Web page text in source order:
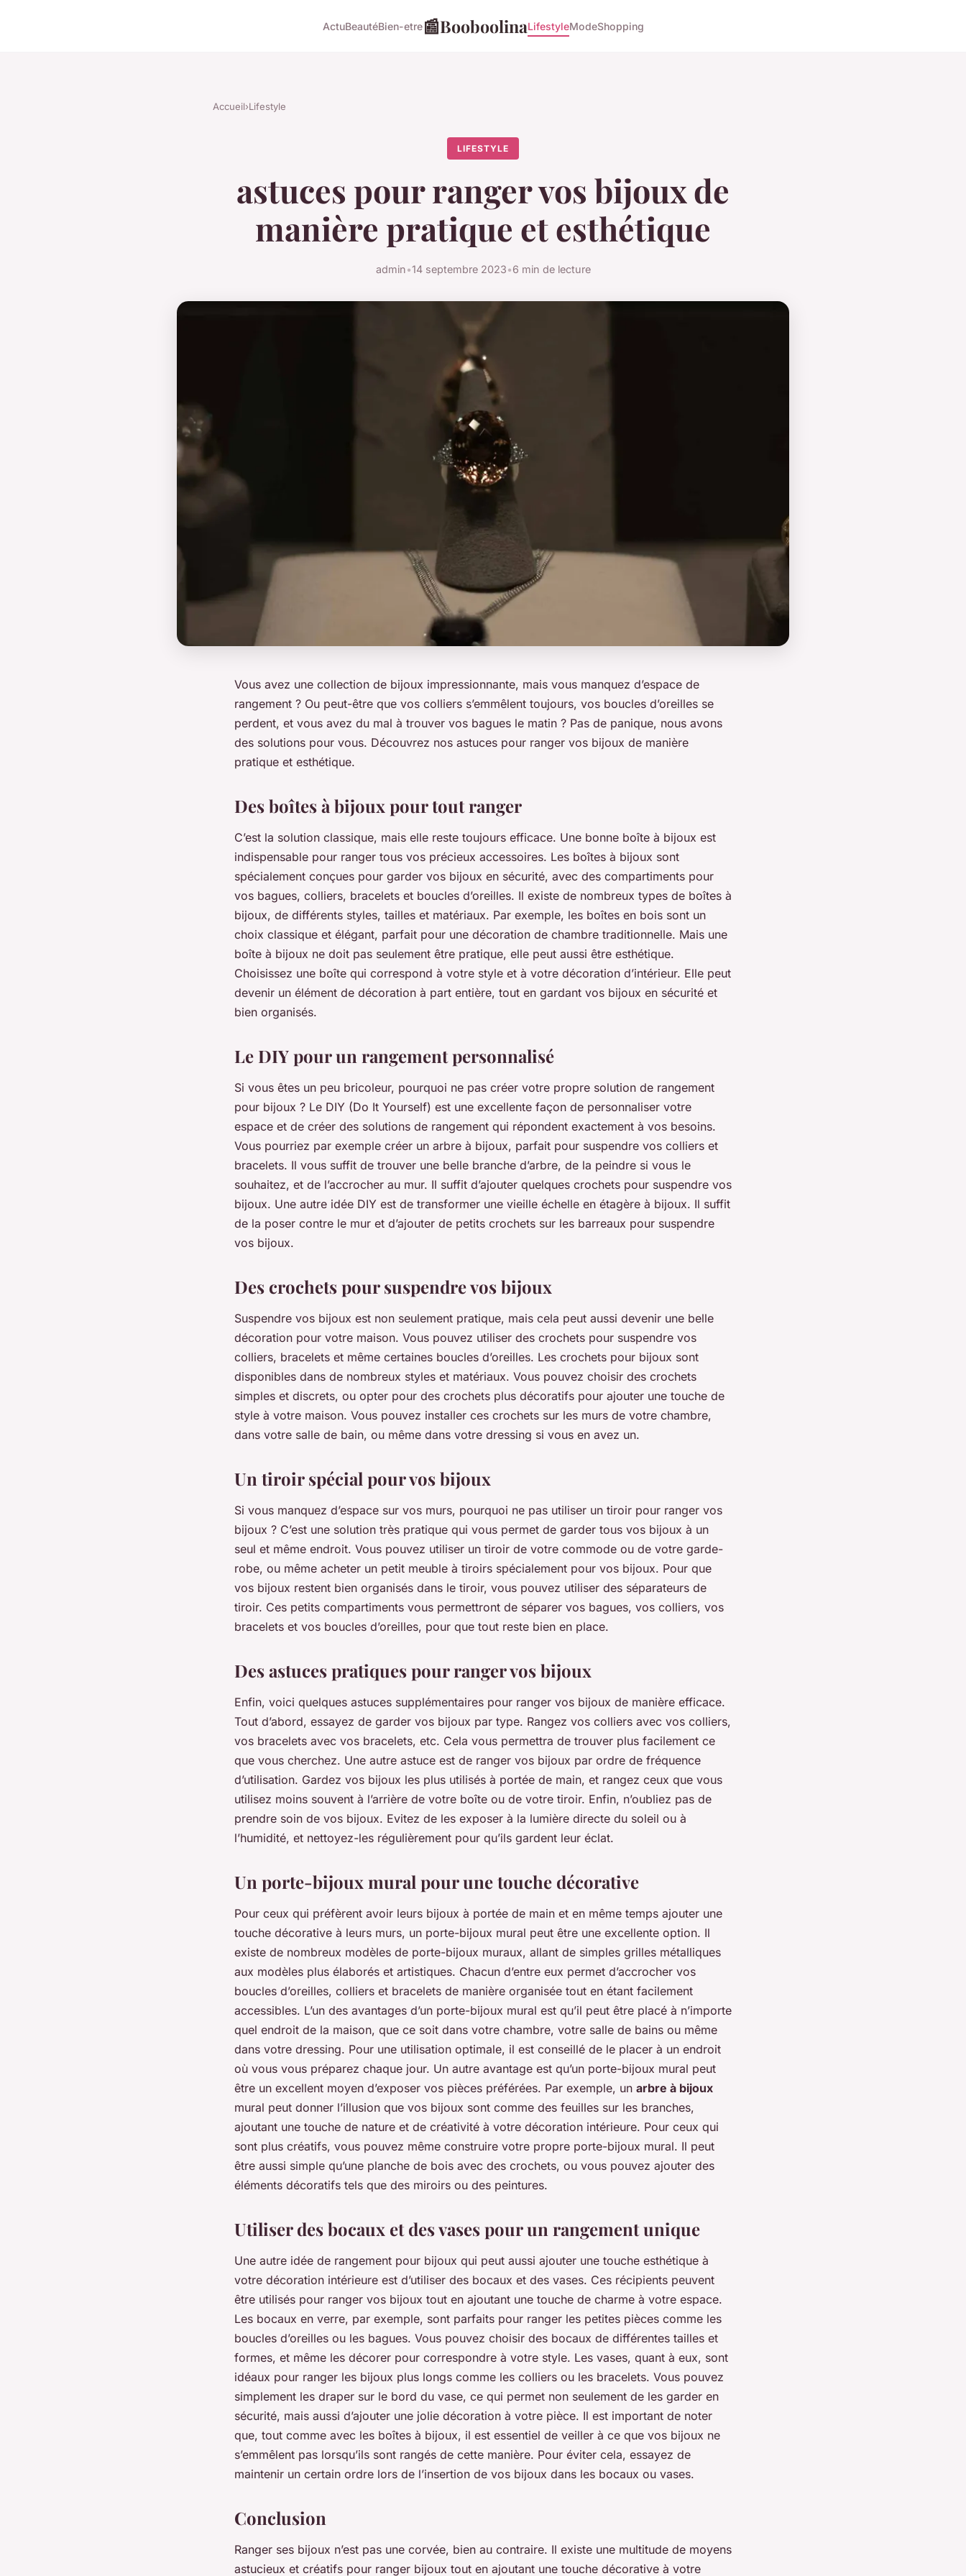
ActuBeautéBien-etre📰BooboolinaLifestyleModeShopping
Accueil›Lifestyle
LIFESTYLE
astuces pour ranger vos bijoux de
manière pratique et esthétique
admin•14 septembre 2023•6 min de lecture
Vous avez une collection de bijoux impressionnante, mais vous manquez d’espace de
rangement ? Ou peut-être que vos colliers s’emmêlent toujours, vos boucles d’oreilles se
perdent, et vous avez du mal à trouver vos bagues le matin ? Pas de panique, nous avons
des solutions pour vous. Découvrez nos astuces pour ranger vos bijoux de manière
pratique et esthétique.
Des boîtes à bijoux pour tout ranger
C’est la solution classique, mais elle reste toujours efficace. Une bonne boîte à bijoux est
indispensable pour ranger tous vos précieux accessoires. Les boîtes à bijoux sont
spécialement conçues pour garder vos bijoux en sécurité, avec des compartiments pour
vos bagues, colliers, bracelets et boucles d’oreilles. Il existe de nombreux types de boîtes à
bijoux, de différents styles, tailles et matériaux. Par exemple, les boîtes en bois sont un
choix classique et élégant, parfait pour une décoration de chambre traditionnelle. Mais une
boîte à bijoux ne doit pas seulement être pratique, elle peut aussi être esthétique.
Choisissez une boîte qui correspond à votre style et à votre décoration d’intérieur. Elle peut
devenir un élément de décoration à part entière, tout en gardant vos bijoux en sécurité et
bien organisés.
Le DIY pour un rangement personnalisé
Si vous êtes un peu bricoleur, pourquoi ne pas créer votre propre solution de rangement
pour bijoux ? Le DIY (Do It Yourself) est une excellente façon de personnaliser votre
espace et de créer des solutions de rangement qui répondent exactement à vos besoins.
Vous pourriez par exemple créer un arbre à bijoux, parfait pour suspendre vos colliers et
bracelets. Il vous suffit de trouver une belle branche d’arbre, de la peindre si vous le
souhaitez, et de l’accrocher au mur. Il suffit d’ajouter quelques crochets pour suspendre vos
bijoux. Une autre idée DIY est de transformer une vieille échelle en étagère à bijoux. Il suffit
de la poser contre le mur et d’ajouter de petits crochets sur les barreaux pour suspendre
vos bijoux.
Des crochets pour suspendre vos bijoux
Suspendre vos bijoux est non seulement pratique, mais cela peut aussi devenir une belle
décoration pour votre maison. Vous pouvez utiliser des crochets pour suspendre vos
colliers, bracelets et même certaines boucles d’oreilles. Les crochets pour bijoux sont
disponibles dans de nombreux styles et matériaux. Vous pouvez choisir des crochets
simples et discrets, ou opter pour des crochets plus décoratifs pour ajouter une touche de
style à votre maison. Vous pouvez installer ces crochets sur les murs de votre chambre,
dans votre salle de bain, ou même dans votre dressing si vous en avez un.
Un tiroir spécial pour vos bijoux
Si vous manquez d’espace sur vos murs, pourquoi ne pas utiliser un tiroir pour ranger vos
bijoux ? C’est une solution très pratique qui vous permet de garder tous vos bijoux à un
seul et même endroit. Vous pouvez utiliser un tiroir de votre commode ou de votre garde-
robe, ou même acheter un petit meuble à tiroirs spécialement pour vos bijoux. Pour que
vos bijoux restent bien organisés dans le tiroir, vous pouvez utiliser des séparateurs de
tiroir. Ces petits compartiments vous permettront de séparer vos bagues, vos colliers, vos
bracelets et vos boucles d’oreilles, pour que tout reste bien en place.
Des astuces pratiques pour ranger vos bijoux
Enfin, voici quelques astuces supplémentaires pour ranger vos bijoux de manière efficace.
Tout d’abord, essayez de garder vos bijoux par type. Rangez vos colliers avec vos colliers,
vos bracelets avec vos bracelets, etc. Cela vous permettra de trouver plus facilement ce
que vous cherchez. Une autre astuce est de ranger vos bijoux par ordre de fréquence
d’utilisation. Gardez vos bijoux les plus utilisés à portée de main, et rangez ceux que vous
utilisez moins souvent à l’arrière de votre boîte ou de votre tiroir. Enfin, n’oubliez pas de
prendre soin de vos bijoux. Evitez de les exposer à la lumière directe du soleil ou à
l’humidité, et nettoyez-les régulièrement pour qu’ils gardent leur éclat.
Un porte-bijoux mural pour une touche décorative
Pour ceux qui préfèrent avoir leurs bijoux à portée de main et en même temps ajouter une
touche décorative à leurs murs, un porte-bijoux mural peut être une excellente option. Il
existe de nombreux modèles de porte-bijoux muraux, allant de simples grilles métalliques
aux modèles plus élaborés et artistiques. Chacun d’entre eux permet d’accrocher vos
boucles d’oreilles, colliers et bracelets de manière organisée tout en étant facilement
accessibles. L’un des avantages d’un porte-bijoux mural est qu’il peut être placé à n’importe
quel endroit de la maison, que ce soit dans votre chambre, votre salle de bains ou même
dans votre dressing. Pour une utilisation optimale, il est conseillé de le placer à un endroit
où vous vous préparez chaque jour. Un autre avantage est qu’un porte-bijoux mural peut
être un excellent moyen d’exposer vos pièces préférées. Par exemple, un arbre à bijoux
mural peut donner l’illusion que vos bijoux sont comme des feuilles sur les branches,
ajoutant une touche de nature et de créativité à votre décoration intérieure. Pour ceux qui
sont plus créatifs, vous pouvez même construire votre propre porte-bijoux mural. Il peut
être aussi simple qu’une planche de bois avec des crochets, ou vous pouvez ajouter des
éléments décoratifs tels que des miroirs ou des peintures.
Utiliser des bocaux et des vases pour un rangement unique
Une autre idée de rangement pour bijoux qui peut aussi ajouter une touche esthétique à
votre décoration intérieure est d’utiliser des bocaux et des vases. Ces récipients peuvent
être utilisés pour ranger vos bijoux tout en ajoutant une touche de charme à votre espace.
Les bocaux en verre, par exemple, sont parfaits pour ranger les petites pièces comme les
boucles d’oreilles ou les bagues. Vous pouvez choisir des bocaux de différentes tailles et
formes, et même les décorer pour correspondre à votre style. Les vases, quant à eux, sont
idéaux pour ranger les bijoux plus longs comme les colliers ou les bracelets. Vous pouvez
simplement les draper sur le bord du vase, ce qui permet non seulement de les garder en
sécurité, mais aussi d’ajouter une jolie décoration à votre pièce. Il est important de noter
que, tout comme avec les boîtes à bijoux, il est essentiel de veiller à ce que vos bijoux ne
s’emmêlent pas lorsqu’ils sont rangés de cette manière. Pour éviter cela, essayez de
maintenir un certain ordre lors de l’insertion de vos bijoux dans les bocaux ou vases.
Conclusion
Ranger ses bijoux n’est pas une corvée, bien au contraire. Il existe une multitude de moyens
astucieux et créatifs pour ranger bijoux tout en ajoutant une touche décorative à votre